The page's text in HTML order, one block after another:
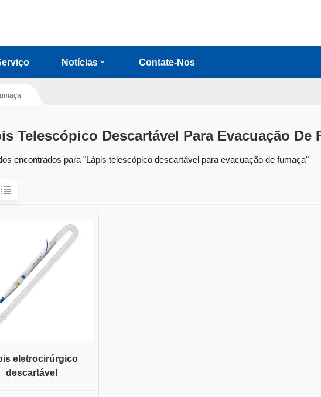
Notícias Contate-Nos
Telescópico Descartável Para Evacuação De
encontrados para "Lápis telescópico descartável para evacuação de fumaça"
eletrocirúrgico
descartávelㅤ